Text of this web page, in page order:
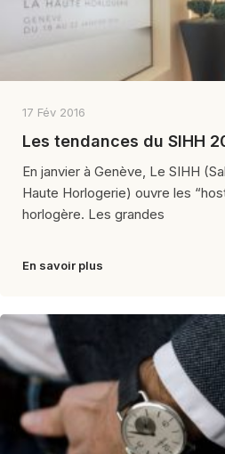
17 Fév 2016
Les tendances du SIHH
En janvier à Genève, Le SIHH
Haute Horlogerie) ouvre les
horlogère. Les grandes
En savoir plus